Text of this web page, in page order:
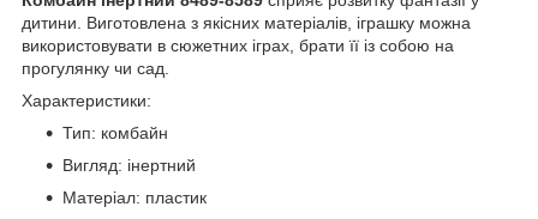
дитини. Виготовлена з якісних матеріалів, іграшку можна
використовувати в сюжетних іграх, брати її із собою на
прогулянку чи сад.
Характеристики:
Тип: комбайн
Вигляд: інертний
Матеріал: пластик